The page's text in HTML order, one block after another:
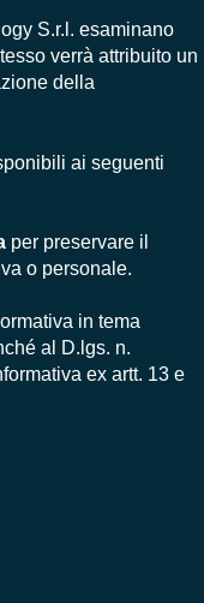
S.r.l. esaminano
verrà attribuito un
della
ai seguenti
per preservare il
o personale.
in tema
al D.lgs. n.
ex artt. 13 e